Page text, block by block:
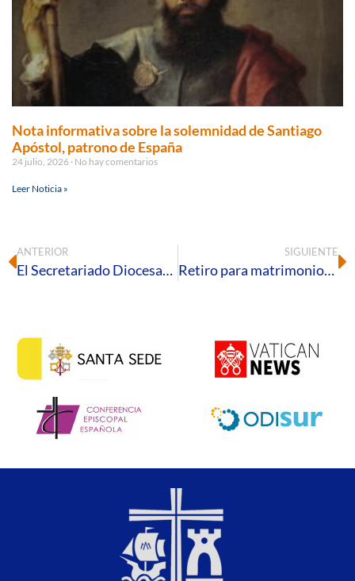
Nota informativa sobre la solemnidad de Santiago
Apóstol, patrono de España
24 julio, 2026 No hay comentarios
Leer Noticia »
ANTERIOR
El Secretariado Diocesano de Migraciones participa en las XII Jornadas de Trabajo de Frontera Sur
SIGUIENTE
Retiro para matrimonios: redescubriendo la verdad y la alegría del amor conyugal